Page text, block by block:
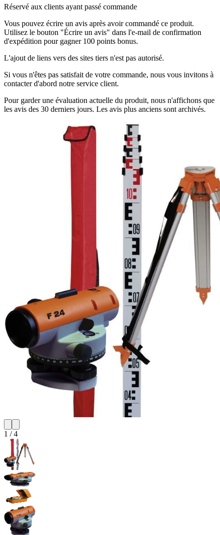
Réservé aux clients ayant passé commande
Vous pouvez écrire un avis après avoir commandé ce produit.
Utilisez le bouton "Écrire un avis" dans l'e-mail de confirmation
d'expédition pour gagner 100 points bonus.
L'ajout de liens vers des sites tiers n'est pas autorisé.
Si vous n'êtes pas satisfait de votre commande, nous vous invitons à
contacter d'abord notre service client.
Pour garder une évaluation actuelle du produit, nous n'affichons que
les avis des 30 derniers jours. Les avis plus anciens sont archivés.
1 /4